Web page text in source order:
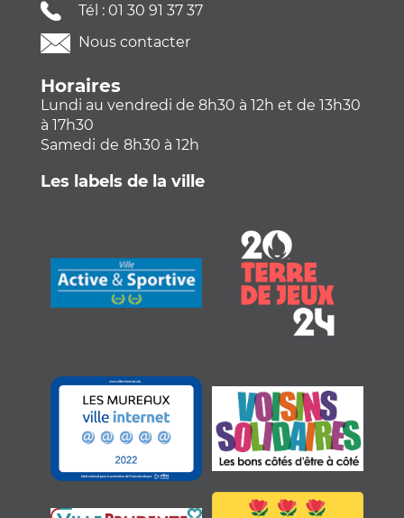
Tél : 01 30 91 37 37
Nous contacter
Horaires
Lundi au vendredi de 8h30 à 12h et de 13h30
à 17h30
Samedi de 8h30 à 12h
Les labels de la ville